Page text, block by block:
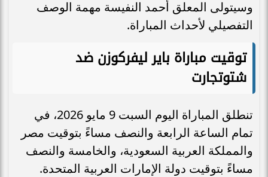
وسيتولى المعلق أحمد النفيسة مهمة الوصف
التفصيلي لأحداث المباراة.
توقيت مباراة باير ليفركوزن ضد
شتوتجارت
تنطلق المباراة اليوم السبت 9 مايو 2026، في
تمام الساعة الرابعة والنصف مساءً بتوقيت مصر
والمملكة العربية السعودية، والخامسة والنصف
مساءً بتوقيت دولة الإمارات العربية المتحدة.